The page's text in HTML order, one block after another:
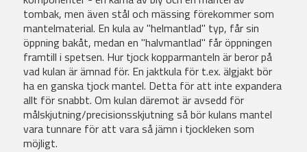
tombak, men även stål och mässing förekommer som
mantelmaterial. En kula av "helmantlad" typ, får sin
öppning bakåt, medan en "halvmantlad" får öppningen
framtill i spetsen. Hur tjock kopparmanteln är beror på
vad kulan är ämnad för. En jaktkula för t.ex. älgjakt bör
ha en ganska tjock mantel. Detta för att inte expandera
allt för snabbt. Om kulan däremot är avsedd för
målskjutning/precisionsskjutning så bör kulans mantel
vara tunnare för att vara så jämn i tjockleken som
möjligt.